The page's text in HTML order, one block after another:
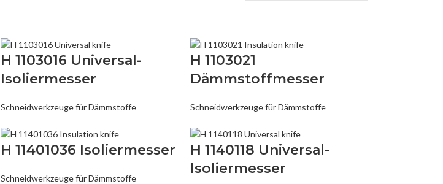
H 1103016 Universal-
Isoliermesser
Schneidwerkzeuge für Dämmstoffe
H 1103021
Dämmstoffmesser
Schneidwerkzeuge für Dämmstoffe
H 11401036 Isoliermesser
Schneidwerkzeuge für Dämmstoffe
H 1140118 Universal-
Isoliermesser